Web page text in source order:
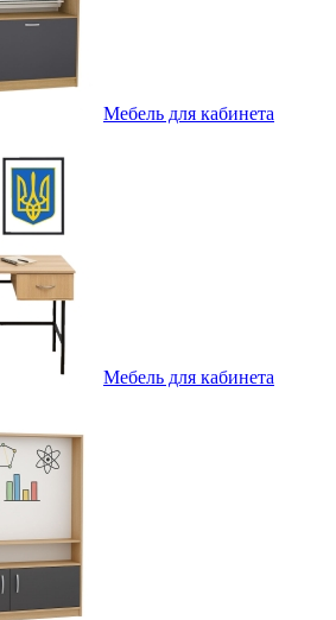
Мебель для кабинета
Мебель для кабинета